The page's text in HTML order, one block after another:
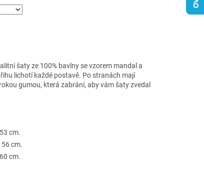
šaty ze 100% bavlny se vzorem mandal a
lichotí každé postavě. Po stranách mají
gumou, která zabrání, aby vám šaty zvedal
cm.
56 cm.
cm.